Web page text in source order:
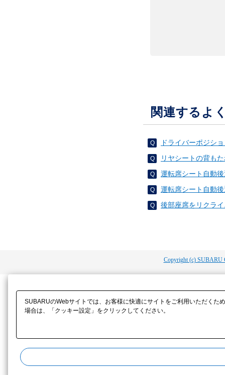
関連するよ
ドライバーポジシ
リヤシートの背も
運転席シート自動
運転席シート自動
後部座席をリクラ
Copyright (c) SUBARU
SUBARUのWebサイトでは、お客様に快適にサイトをご利用いただく
場合は、「クッキー設定」をクリックしてください。​